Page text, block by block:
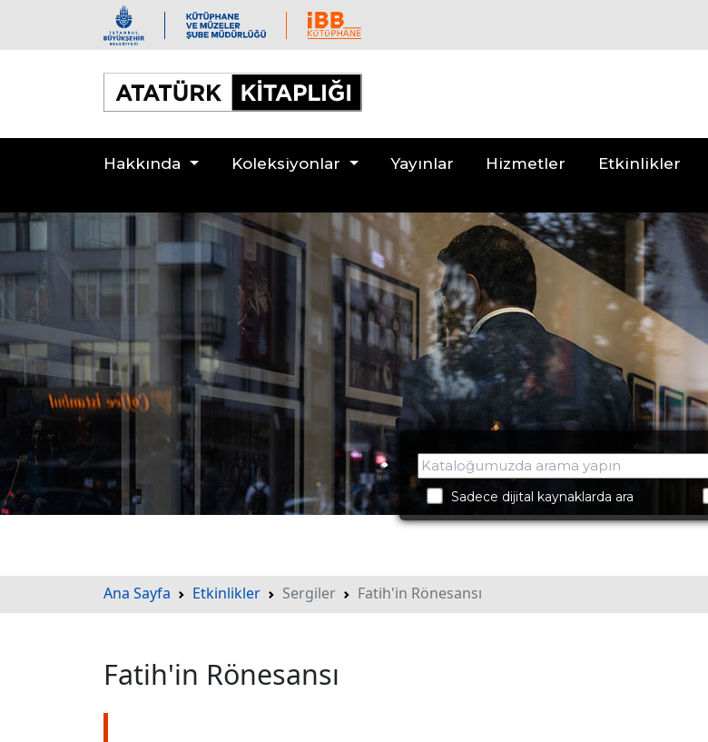
Hakkında Koleksiyonlar Yayınlar Hizmetler Etkinlikler
Sadece dijital kaynaklarda ara
Ana Sayfa Etkinlikler Sergiler Fatih'in Rönesansı
Fatih'in Rönesansı